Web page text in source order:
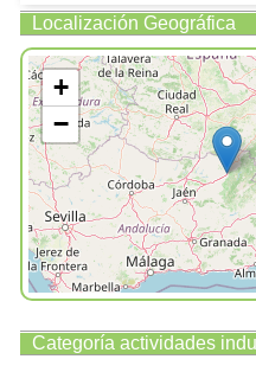
Localización Geográfica
+
−
Categoría actividades